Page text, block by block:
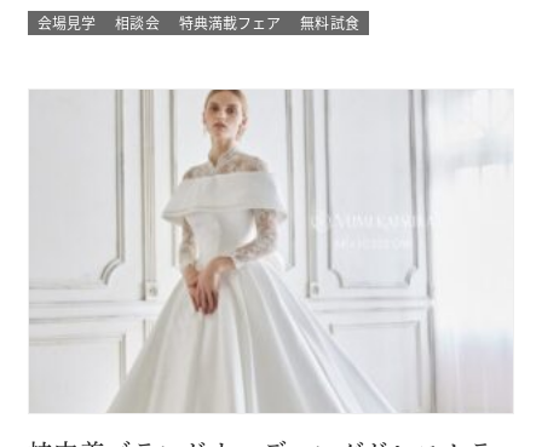
ペルでは 流れる雲や透き通る青空に包まれ まるで空の上で
挙げる結婚式 組数限定！でご提供！ このフェアに含まれるコ
限…
会場見学 相談会 特典満載フェア 無料試食